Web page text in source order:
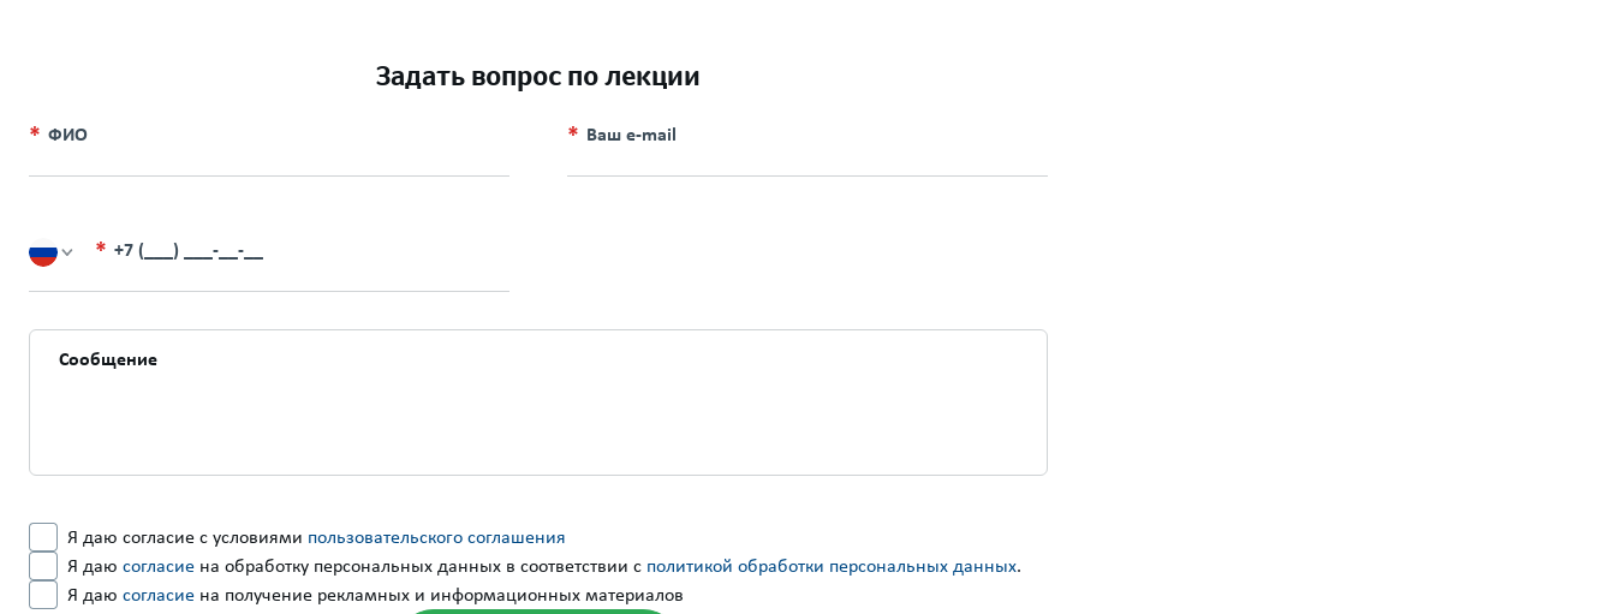
Задать вопрос по лекции
ФИО Ваш e-mail
+7 (___) ___-__-__
Я даю согласие с условиями пользовательского соглашения
Я даю согласие на обработку персональных данных в соответствии с политикой обработки персональных данных.
Я даю согласие на получение рекламных и информационных материалов